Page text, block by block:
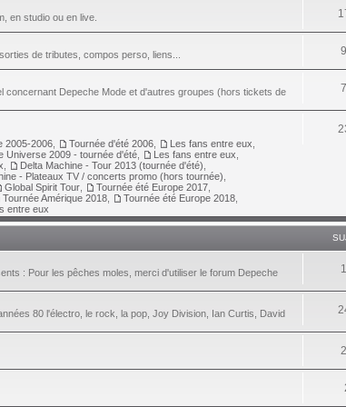
en studio ou en live.
de tributes, compos perso, liens...
concernant Depeche Mode et d'autres groupes (hors tickets de
2005-2006 Tournée d'été 2006 Les fans entre eux
Universe 2009 - tournée d'été Les fans entre eux
Delta Machine - Tour 2013 (tournée d'été)
- Plateaux TV / concerts promo (hors tournée)
Global Spirit Tour Tournée été Europe 2017
Tournée Amérique 2018 Tournée été Europe 2018
entre eux
: Pour les pêches moles, merci d'utiliser le forum Depeche
80 l'électro, le rock, la pop, Joy Division, Ian Curtis, David